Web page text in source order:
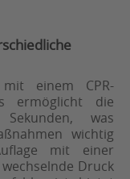
einem CPR-
ermöglicht die
was
wichtig
mit einer
Druck